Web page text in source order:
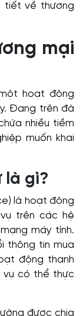
tiết về thương
mại
hoạt động
Đang trên đà
nhiều tiềm
muốn khai
là gì?
là hoạt động
trên các hệ
máy tính.
thông tin mua
động thanh
vụ có thể thực
được chia